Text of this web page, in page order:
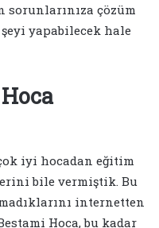
sorunlarınıza çözüm
yapabilecek hale
iyi hocadan eğitim
bile vermiştik. Bu
internetten
Hoca, bu kadar